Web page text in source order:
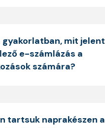
gyakorlatban, mit jelent
e-számlázás a
számára?
tartsuk naprakészen a